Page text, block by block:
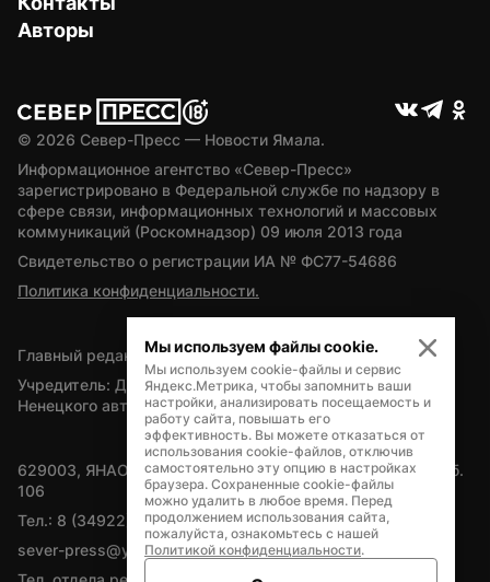
Авторы
© 2026 Север-Пресс — Новости Ямала.
Информационное агентство «Север-Пресс»
зарегистрировано в Федеральной службе по надзору в
сфере связи, информационных технологий и массовых
коммуникаций (Роскомнадзор) 09 июля 2013 года
Свидетельство о регистрации ИА № ФС77-54686
Политика конфиденциальности.
Главный редактор — А.Л. Поздеев
Учредитель: Департамент внутренней политики Ямало-
Ненецкого автономного округа
629003, ЯНАО, Салехард, мкр. Богдана Кнунянца, д.1, каб.
106
Тел.: 8 (34922) 71262
sever-press@yamal-media.ru
Мы используем файлы cookie.
Мы используем cookie-файлы и сервис
Яндекс.Метрика, чтобы запомнить ваши
настройки, анализировать посещаемость и
работу сайта, повышать его
эффективность. Вы можете отказаться от
использования cookie-файлов, отключив
самостоятельно эту опцию в настройках
браузера. Сохраненные cookie-файлы
можно удалить в любое время. Перед
продолжением использования сайта,
пожалуйста, ознакомьтесь с нашей
Политикой конфиденциальности.